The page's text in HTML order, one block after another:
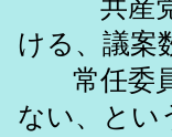
共産党は
ける、議案
常任委員
ない、とい